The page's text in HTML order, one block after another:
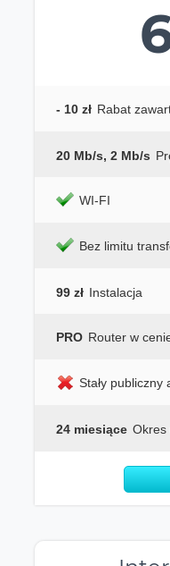
- 10 zł Rabat
20 Mb/s, 2 Mb/s
WI-FI
Bez limitu
99 zł Instalacja
PRO Router w
Stały publiczny
24 miesiące Okres